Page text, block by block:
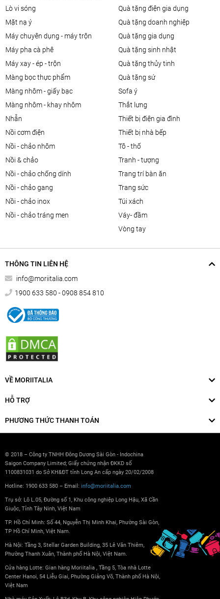
lò vi sóng
mặt nạ ý
máy chuyên dụng - máy trộn
máy pha cà phê
máy xay - ép - trộn
màng bọc thực phẩm
màng nhôm - giấy bạc
màng nhôm - khay nhôm
nhẫn
nồi cơm điện
nồi - chảo nhôm
nồi & chảo
nồi - chảo chống dính
nồi - chảo gang
nồi - chảo inox
nồi - chảo tráng men
quà tặng điện gia dụng
quà tặng doanh nghiệp
quà tặng gia dụng
quà tặng sinh nhật
quà tặng thủy tinh
quà tặng sứ
sofa ý
thắt lưng
thiết bị điện gia đình
thiết bị nhà bếp
tô - thố
tranh - tượng
trang trí bàn ăn
trang sức
túi xách
váy- đầm
vòng tay
THÔNG TIN LIÊN HỆ
info@moriitalia.com
1900 633 580 - 0908 854 810
VỀ MORIITALIA
HỖ TRỢ
PHƯƠNG THỨC THANH TOÁN
© 2018 – Công ty TNHH Đông Dương Sài Gòn - Indochina
Saigon Company Limited; Giấy chứng nhận ĐKKD số
1100831031 do Sở KH&ĐT tỉnh Long An cấp ngày 20/02/2008
Hotline: 1900 633 580 – Email: info@moriitalia.com
Trụ sở: Lô L.05, Đường số 1, Khu công nghiệp Long Hậu, Xã Cần
Giuộc, Tỉnh Tây Ninh, Việt Nam
TP. Hồ Chí Minh: Số 44, Nguyễn Thị Minh Khai, Phường Sài Gòn,
TP Hồ Chí Minh, Việt Nam.
Hà Nội: Tầng 3, Stellar Garden Building, 35 Lê Văn Thiêm,
Phường Thanh Xuân, Thành phố Hà Nội, Việt Nam.
Cửa hàng Lotte: Gian hàng Moriitalia , Tầng 5, Tòa nhà Lotte
Center Hanoi, 54 Liễu Giai, Phường Giảng Võ, Thành phố Hà Nội,
Việt Nam